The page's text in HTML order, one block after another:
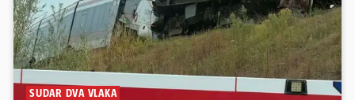
SUDAR DVA VLAKA